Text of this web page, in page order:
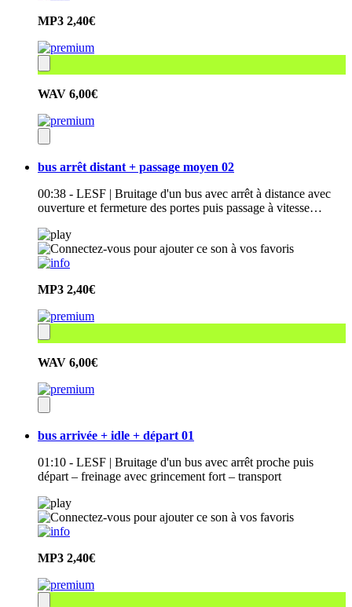
MP3 2,40€
WAV 6,00€
bus arrêt distant + passage moyen 02
00:38 - LESF | Bruitage d'un bus avec arrêt à distance avec
ouverture et fermeture des portes puis passage à vitesse…
MP3 2,40€
WAV 6,00€
bus arrivée + idle + départ 01
01:10 - LESF | Bruitage d'un bus avec arrêt proche puis
départ – freinage avec grincement fort – transport
MP3 2,40€